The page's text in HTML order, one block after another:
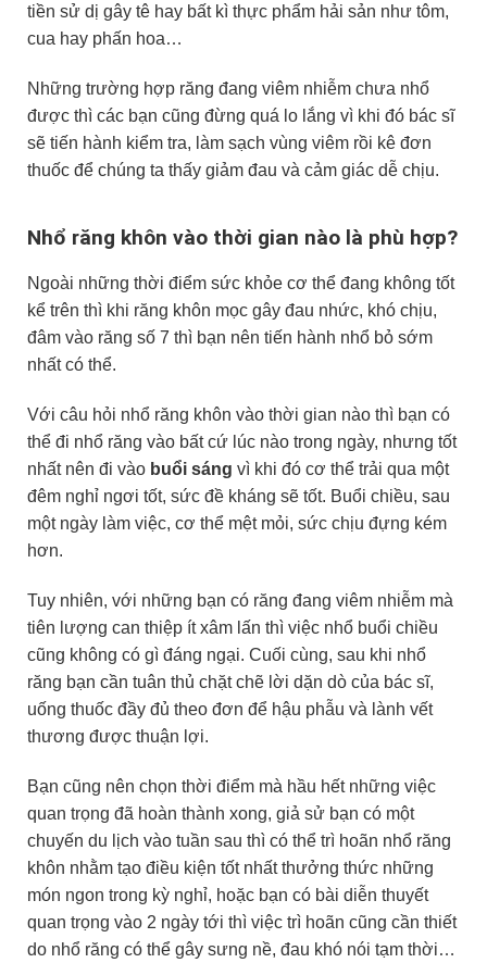
tiền sử dị gây tê hay bất kì thực phẩm hải sản như tôm,
cua hay phấn hoa…
Những trường hợp răng đang viêm nhiễm chưa nhổ
được thì các bạn cũng đừng quá lo lắng vì khi đó bác sĩ
sẽ tiến hành kiểm tra, làm sạch vùng viêm rồi kê đơn
thuốc để chúng ta thấy giảm đau và cảm giác dễ chịu.
Nhổ răng khôn vào thời gian nào là phù hợp?
Ngoài những thời điểm sức khỏe cơ thể đang không tốt
kể trên thì khi răng khôn mọc gây đau nhức, khó chịu,
đâm vào răng số 7 thì bạn nên tiến hành nhổ bỏ sớm
nhất có thể.
Với câu hỏi nhổ răng khôn vào thời gian nào thì bạn có
thể đi nhổ răng vào bất cứ lúc nào trong ngày, nhưng tốt
nhất nên đi vào buổi sáng vì khi đó cơ thể trải qua một
đêm nghỉ ngơi tốt, sức đề kháng sẽ tốt. Buổi chiều, sau
một ngày làm việc, cơ thể mệt mỏi, sức chịu đựng kém
hơn.
Tuy nhiên, với những bạn có răng đang viêm nhiễm mà
tiên lượng can thiệp ít xâm lấn thì việc nhổ buổi chiều
cũng không có gì đáng ngại. Cuối cùng, sau khi nhổ
răng bạn cần tuân thủ chặt chẽ lời dặn dò của bác sĩ,
uống thuốc đầy đủ theo đơn để hậu phẫu và lành vết
thương được thuận lợi.
Bạn cũng nên chọn thời điểm mà hầu hết những việc
quan trọng đã hoàn thành xong, giả sử bạn có một
chuyến du lịch vào tuần sau thì có thể trì hoãn nhổ răng
khôn nhằm tạo điều kiện tốt nhất thưởng thức những
món ngon trong kỳ nghỉ, hoặc bạn có bài diễn thuyết
quan trọng vào 2 ngày tới thì việc trì hoãn cũng cần thiết
do nhổ răng có thể gây sưng nề, đau khó nói tạm thời…